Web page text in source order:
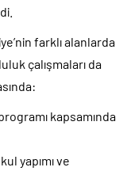
farklı alanlarda
çalışmaları da
kapsamında
yapımı ve